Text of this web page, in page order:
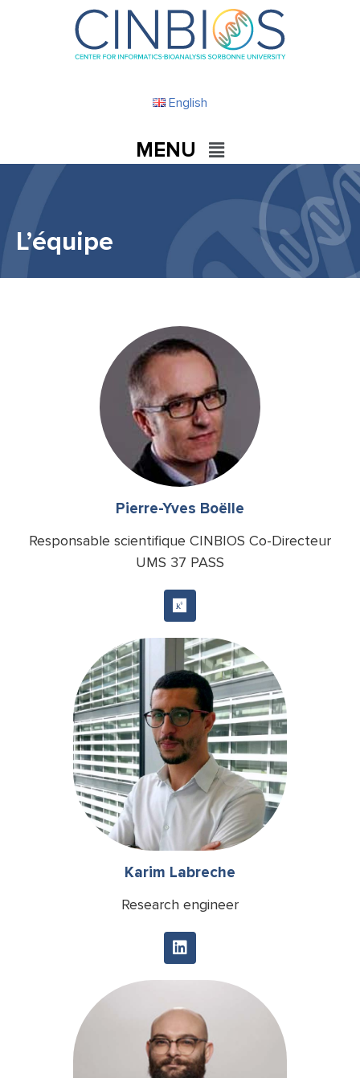
English
L’équipe
Pierre-Yves Boëlle
Responsable scientifique CINBIOS Co-Directeur
UMS 37 PASS
Karim Labreche
Research engineer